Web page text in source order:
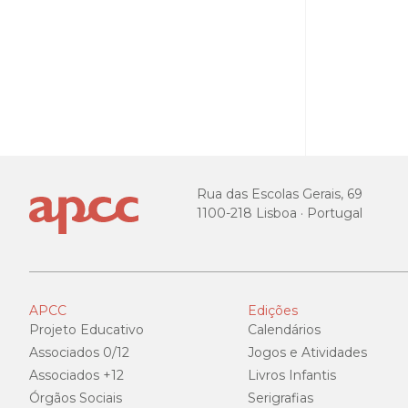
Rua das Escolas Gerais, 69
1100-218 Lisboa · Portugal
APCC
Projeto Educativo
Associados 0/12
Associados +12
Órgãos Sociais
Edições
Calendários
Jogos e Atividades
Livros Infantis
Serigrafias